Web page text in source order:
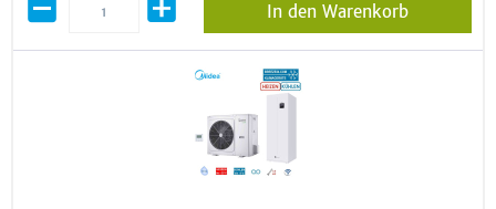
In den Warenkorb